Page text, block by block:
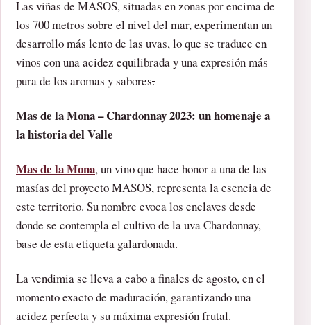
Las viñas de MASOS, situadas en zonas por encima de
los 700 metros sobre el nivel del mar, experimentan un
desarrollo más lento de las uvas, lo que se traduce en
vinos con una acidez equilibrada y una expresión más
pura de los aromas y sabores.
Mas de la Mona – Chardonnay 2023: un homenaje a
la historia del Valle
Mas de la Mona, un vino que hace honor a una de las
masías del proyecto MASOS, representa la esencia de
este territorio. Su nombre evoca los enclaves desde
donde se contempla el cultivo de la uva Chardonnay,
base de esta etiqueta galardonada.
La vendimia se lleva a cabo a finales de agosto, en el
momento exacto de maduración, garantizando una
acidez perfecta y su máxima expresión frutal.